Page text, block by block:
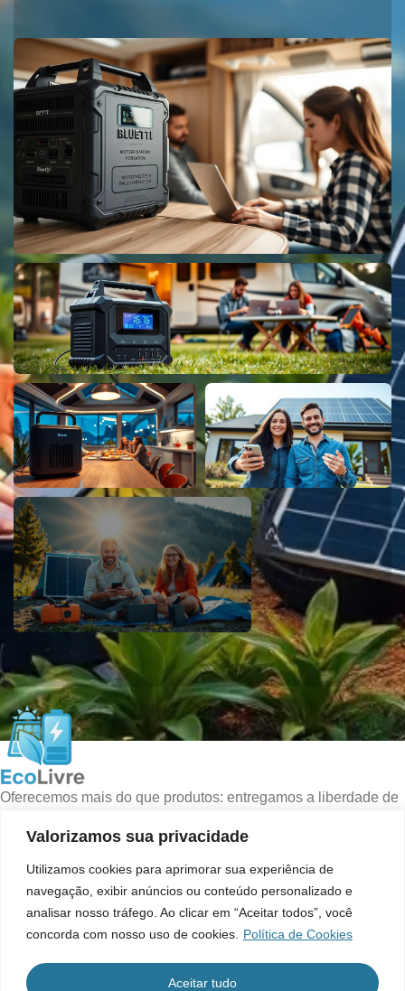
Valorizamos sua privacidade
Utilizamos cookies para aprimorar sua experiência de
navegação, exibir anúncios ou conteúdo personalizado e
analisar nosso tráfego. Ao clicar em “Aceitar todos”, você
concorda com nosso uso de cookies.
Política de Cookies
Aceitar tudo
Oferecemos mais do que produtos: entregamos a liberdade de
Rio de Janeiro, RJ - Brasil
WhatsApp: (21) 98312-3294
E-mail: contato@ecolivre.com.br
POSTS RECENTES